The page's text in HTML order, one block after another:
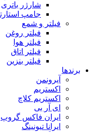
شارژر باتری
جامپ
فیلتر و شمع
فیلتر روغن
فیلتر هوا
فیلتر اتاق
فیلتر بنزین
برندها
آیرونمن
اکستریم
اکستریم کلاچ
ای آر بی
ایران فاکس گروپ
ایرانا تیونینگ